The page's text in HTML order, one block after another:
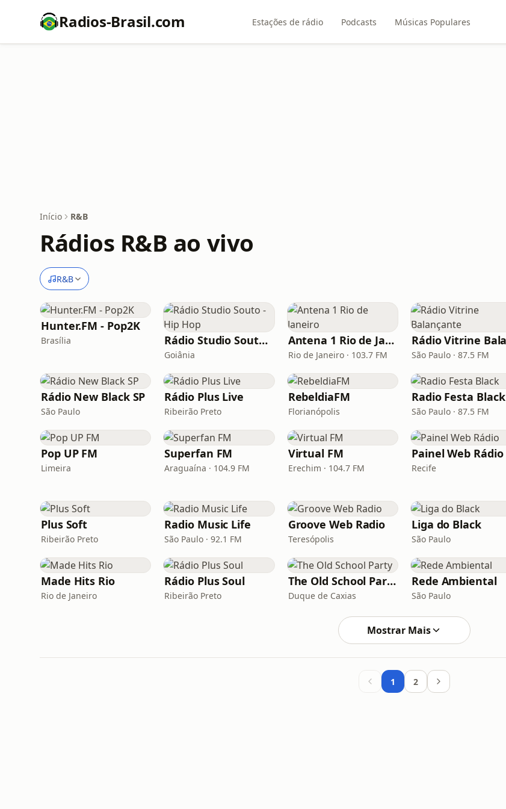
Radios-Brasil.com Estações de rádio Podcasts Músicas Populares
Início R&B
Rádios R&B ao vivo
R&B
Hunter.FM - Pop2K
Brasília Rádio Studio Souto - Hip Hop
Goiânia
Antena 1 Rio de Janeiro
Rio de Janeiro · 103.7 FM São Paulo · 87.5 FM
Rádio New Black SP
São Paulo
Rádio Plus Live
Ribeirão Preto
RebeldiaFM
Florianópolis
Radio Festa Black
São Paulo · 87.5 FM
Pop UP FM
Limeira
Superfan FM
Araguaína · 104.9 FM
Virtual FM
Erechim · 104.7 FM
Painel Web Rádio
Recife
Plus Soft
Ribeirão Preto
Radio Music Life
São Paulo · 92.1 FM
Groove Web Radio
Teresópolis
Liga do Black
São Paulo
Made Hits Rio
Rio de Janeiro
Rádio Plus Soul
Ribeirão Preto
The Old School Party
Duque de Caxias
Rede Ambiental
São Paulo
Mostrar Mais
1 2